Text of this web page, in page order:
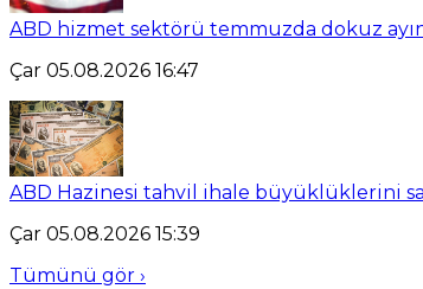
ABD hizmet sektörü temmuzda dokuz
Çar 05.08.2026 16:47
ABD Hazinesi tahvil ihale büyüklüklerini
Çar 05.08.2026 15:39
Tümünü gör ›